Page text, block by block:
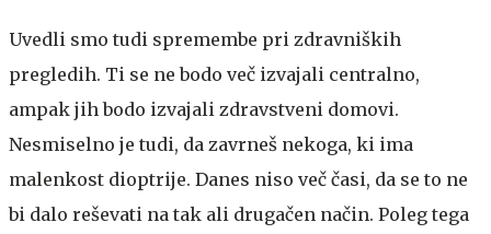
Uvedli smo tudi spremembe pri zdravniških
pregledih. Ti se ne bodo več izvajali centralno,
ampak jih bodo izvajali zdravstveni domovi.
Nesmiselno je tudi, da zavrneš nekoga, ki ima
malenkost dioptrije. Danes niso več časi, da se to ne
bi dalo reševati na tak ali drugačen način. Poleg tega